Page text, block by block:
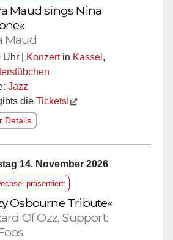
Maud sings Nina
Maud
| Konzertin Kassel ,
Jazz
die Tickets!
Details
14. November 2026
präsentiert:
Osbourne Tribute«
Of Ozz, Support: